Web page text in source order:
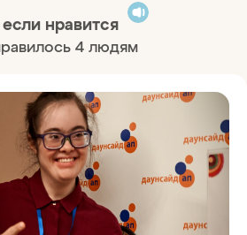
нравится
4 людям